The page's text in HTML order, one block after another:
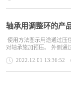
轴承用调整环的产
使用方法图示用途通过压
对轴承施加预压。 外侧通
2022.12.01 13:36:52